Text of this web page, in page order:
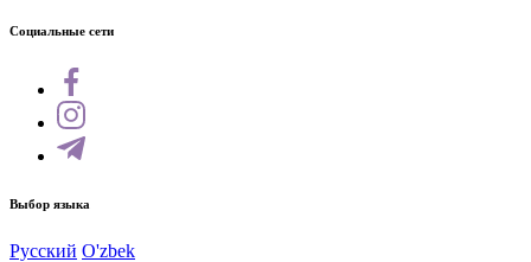
Социальные сети
Выбор языка
Русский O'zbek